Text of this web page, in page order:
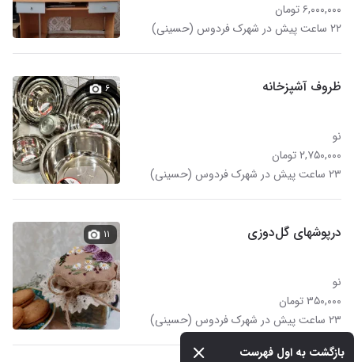
بازگشت به اول فهرست
۶,۰۰۰,۰۰۰ تومان
۲۲ ساعت پیش در شهرک فردوس (حسینی)
ظروف آشپزخانه
نو
۲,۷۵۰,۰۰۰ تومان
۲۳ ساعت پیش در شهرک فردوس (حسینی)
۶
درپوشهای گل‌دوزی
نو
۳۵۰,۰۰۰ تومان
۲۳ ساعت پیش در شهرک فردوس (حسینی)
۱۱